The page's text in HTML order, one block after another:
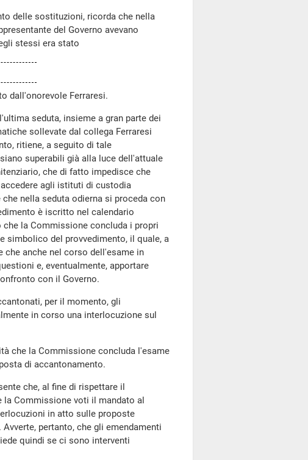
delle sostituzioni, ricorda che nella
del Governo avevano
stessi era stato
dall'onorevole Ferraresi.
seduta, insieme a gran parte dei
sollevate dal collega Ferraresi
ritiene, a seguito di tale
superabili già alla luce dell'attuale
che di fatto impedisce che
agli istituti di custodia
nella seduta odierna si proceda con
è iscritto nel calendario
la Commissione concluda i propri
simbolico del provvedimento, il quale, a
anche nel corso dell'esame in
e, eventualmente, apportare
con il Governo.
per il momento, gli
in corso una interlocuzione sul
che la Commissione concluda l'esame
di accantonamento.
che, al fine di rispettare il
la Commissione voti il mandato al
in atto sulle proposte
pertanto, che gli emendamenti
quindi se ci sono interventi